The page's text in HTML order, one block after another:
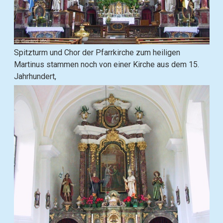
b
o
x
ö
n
e
n
(
o
p
e
n
i
m
a
g
B
d
i
n
L
i
g
h
t
b
o
x
ö
Spitzturm und Chor der Pfarrkirche zum heiligen
Martinus stammen noch von einer Kirche aus dem 15.
Jahrhundert,